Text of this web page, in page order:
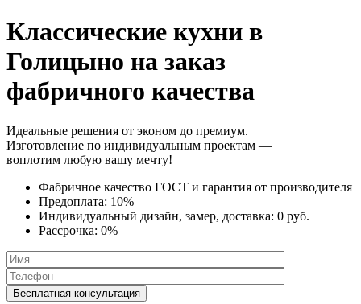
Классические кухни в
Голицыно на заказ
фабричного качества
Идеальные решения от эконом до премиум.
Изготовление по индивидуальным проектам —
воплотим любую вашу мечту!
Фабричное качество ГОСТ и гарантия от производителя
Предоплата: 10%
Индивидуальный дизайн, замер, доставка: 0 руб.
Рассрочка: 0%